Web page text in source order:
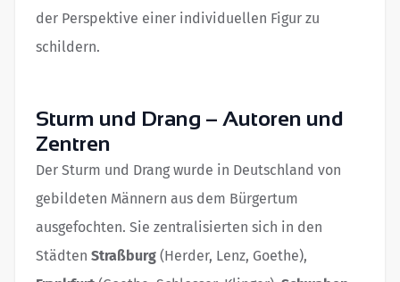
der Perspektive einer individuellen Figur zu
schildern.
Sturm und Drang – Autoren und
Zentren
Der Sturm und Drang wurde in Deutschland von
gebildeten Männern aus dem Bürgertum
ausgefochten. Sie zentralisierten sich in den
Städten Straßburg (Herder, Lenz, Goethe),